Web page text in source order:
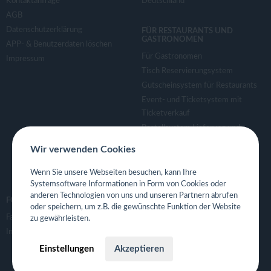
AGB
Datenschutzerklärung
APP- & Benutzerdaten löschen
Impressum
FÜR RESTAURANTS UND
GASTRONOMEN
Für Gastronomen
Tisch Reservierungsystem
Gutscheinsystem für Restaurants
Event- und Ticketsystem mit
Ticketverkauf
Bestellsystem Lieferung und
Eigene App für Restaurant
FOLGE UNS
Facebook
Instagram
Wir verwenden Cookies
Wenn Sie unsere Webseiten besuchen, kann Ihre
Systemsoftware Informationen in Form von Cookies oder
anderen Technologien von uns und unseren Partnern abrufen
oder speichern, um z.B. die gewünschte Funktion der Website
zu gewährleisten.
Einstellungen Akzeptieren